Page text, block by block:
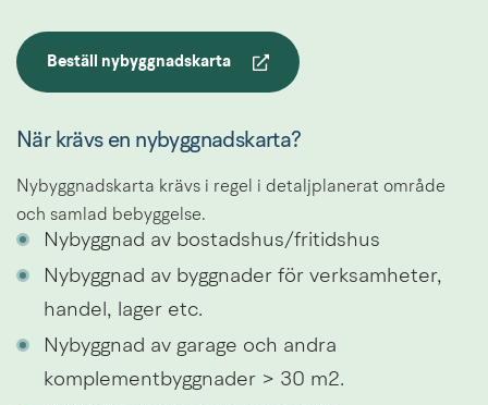
Beställ nybyggnadskarta
Länk till annan webbplats.
När krävs en nybyggnadskarta?
Nybyggnadskarta krävs i regel i detaljplanerat område
och samlad bebyggelse.
Nybyggnad av bostadshus/fritidshus
Nybyggnad av byggnader för verksamheter,
handel, lager etc.
Nybyggnad av garage och andra
komplementbyggnader > 30 m2.